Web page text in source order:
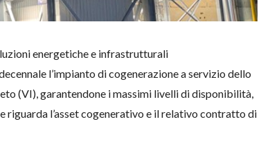
energetiche e infrastrutturali
l’impianto di cogenerazione a servizio dello
(VI), garantendone i massimi livelli di disponibilità,
riguarda l’asset cogenerativo e il relativo contratto di